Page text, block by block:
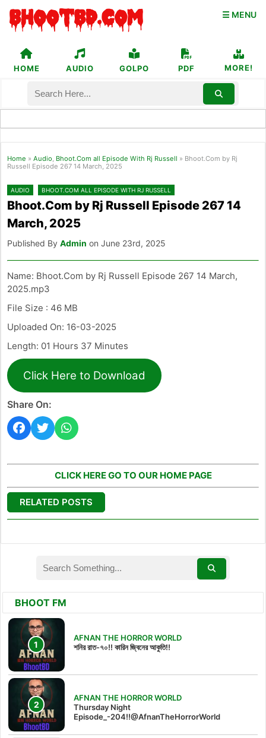
☰ MENU
HOME AUDIO GOLPO PDF MORE!
Home » Audio, Bhoot.Com all Episode With Rj Russell » Bhoot.Com by Rj
Russell Episode 267 14 March, 2025
AUDIO BHOOT.COM ALL EPISODE WITH RJ RUSSELL
Bhoot.Com by Rj Russell Episode 267 14
March, 2025
Published By Admin on June 23rd, 2025
Name: Bhoot.Com by Rj Russell Episode 267 14 March,
2025.mp3
File Size : 46 MB
Uploaded On: 16-03-2025
Length: 01 Hours 37 Minutes
Click Here to Download
Share On:
CLICK HERE GO TO OUR HOME PAGE
RELATED POSTS
BHOOT FM
AFNAN THE HORROR WORLD
শনির রাত-৭০!! কারিন জ্বিনের আকুতি!!
AFNAN THE HORROR WORLD
Thursday Night
Episode_-204!!@AfnanTheHorrorWorld